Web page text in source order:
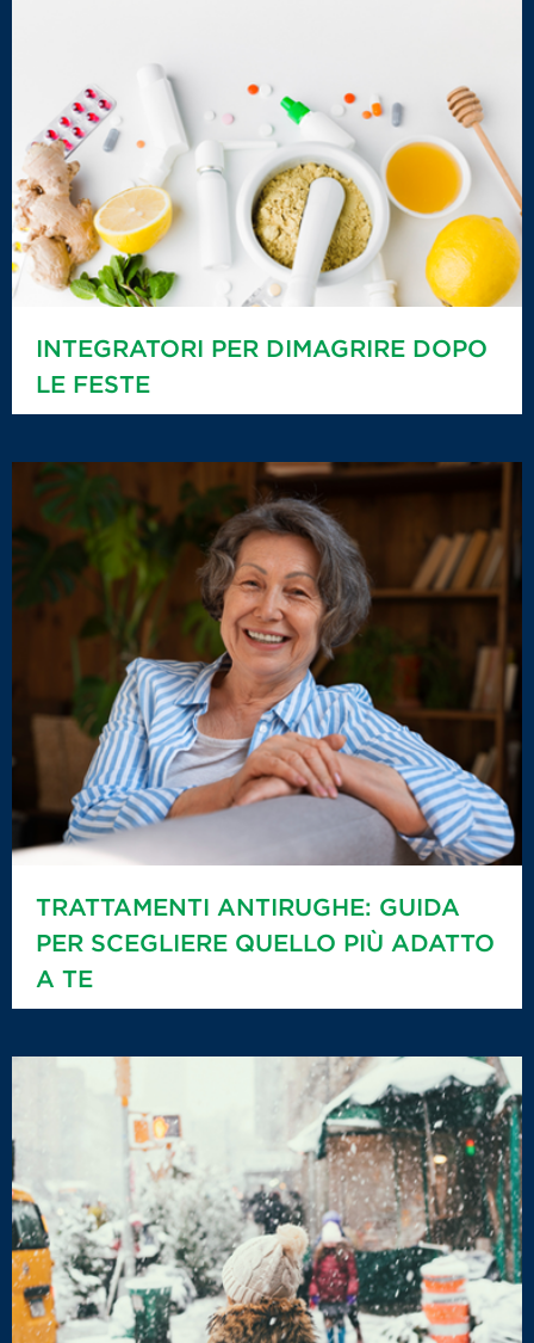
INTEGRATORI PER DIMAGRIRE DOPO
LE FESTE
TRATTAMENTI ANTIRUGHE: GUIDA
PER SCEGLIERE QUELLO PIÙ ADATTO
A TE